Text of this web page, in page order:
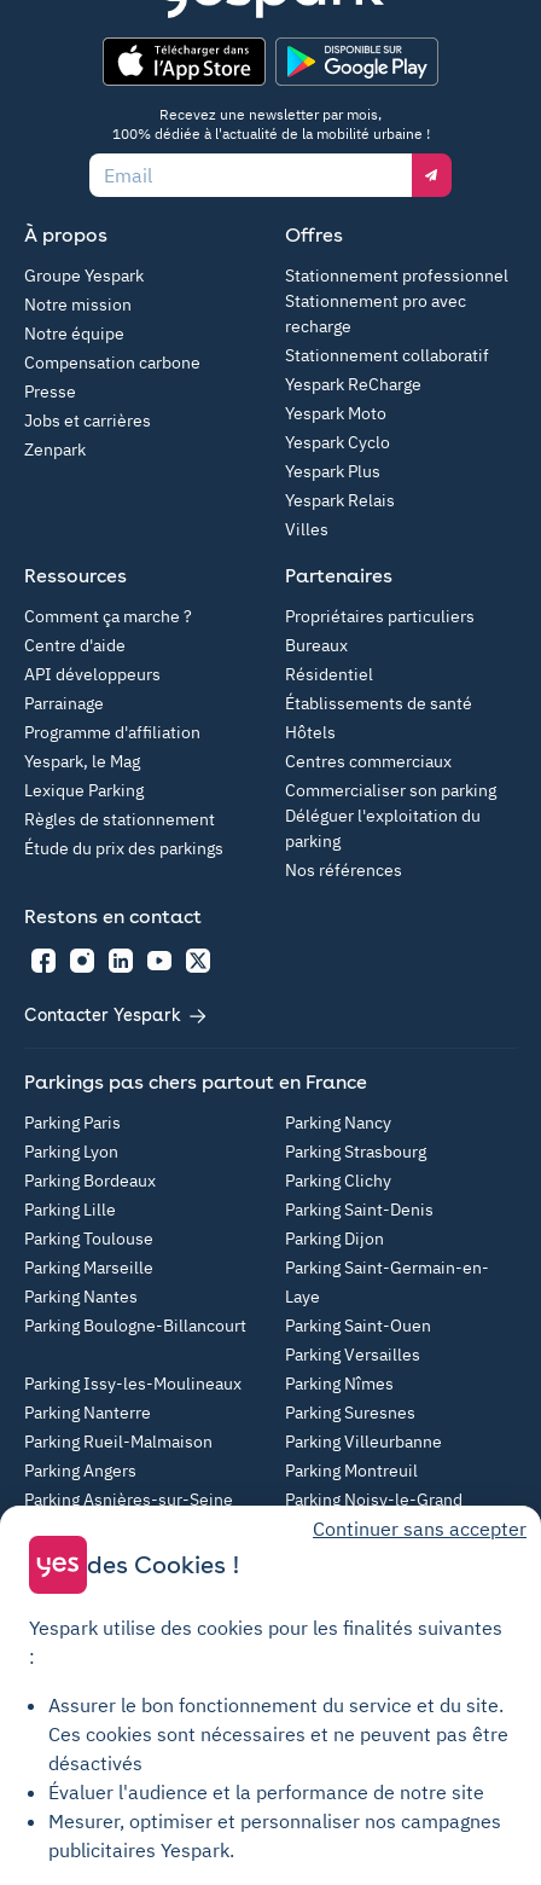
Recevez une newsletter par mois,
100% dédiée à l'actualité de la mobilité urbaine !
À propos
Groupe Yespark
Notre mission
Notre équipe
Compensation carbone
Presse
Jobs et carrières
Zenpark
Offres
Stationnement professionnel
Stationnement pro avec
recharge
Stationnement collaboratif
Yespark ReCharge
Yespark Moto
Yespark Cyclo
Yespark Plus
Yespark Relais
Villes
Partenaires
Propriétaires particuliers
Bureaux
Résidentiel
Établissements de santé
Hôtels
Centres commerciaux
Commercialiser son parking
Déléguer l'exploitation du
parking
Nos références
Ressources
Comment ça marche ?
Centre d'aide
API développeurs
Parrainage
Programme d'affiliation
Yespark, le Mag
Lexique Parking
Règles de stationnement
Étude du prix des parkings
Restons en contact
FacebookInstagramLinkedInYouTubeTwitter
Contacter Yespark
Parkings pas chers partout en France
Parking Paris
Parking Lyon
Parking Bordeaux
Parking Lille
Parking Toulouse
Parking Marseille
Parking Nantes
Parking Boulogne-Billancourt
Parking Nancy
Parking Strasbourg
Parking Clichy
Parking Saint-Denis
Parking Dijon
Parking Saint-Germain-en-
Laye
Parking Saint-Ouen
Parking Versailles
Parking Issy-les-Moulineaux
Parking Nanterre
Parking Rueil-Malmaison
Parking Angers
Parking Asnières-sur-Seine
Parking Courbevoie
Parking Metz
Parking Nîmes
Parking Suresnes
Parking Villeurbanne
Parking Montreuil
Parking Noisy-le-Grand
Parking Clermont-Ferrand
Yespark SAS, titulaire de la carte pro n°CPI 7501 2017 000 019 582 portant
les mentions "Gestion Immobilière" et "Transaction" délivrée par la CCI de
Conditions générales de vente Stationnement
Conditions générales de vente Recharge
Politique de confidentialité
Continuer sans accepter
des Cookies !
Yespark utilise des cookies pour les finalités suivantes
:
Assurer le bon fonctionnement du service et du site.
Ces cookies sont nécessaires et ne peuvent pas être
désactivés
Évaluer l'audience et la performance de notre site
Mesurer, optimiser et personnaliser nos campagnes
publicitaires Yespark.